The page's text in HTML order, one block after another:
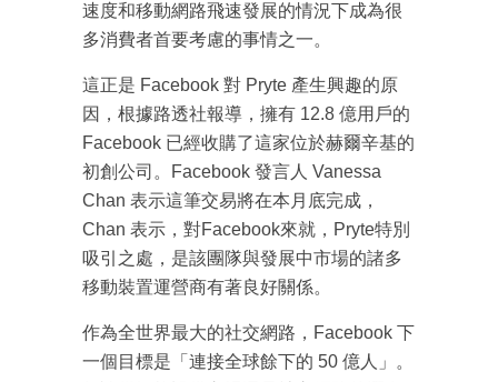
速度和移動網路飛速發展的情況下成為很
多消費者首要考慮的事情之一。
這正是 Facebook 對 Pryte 產生興趣的原
因，根據路透社報導，擁有 12.8 億用戶的
Facebook 已經收購了這家位於赫爾辛基的
初創公司。Facebook 發言人 Vanessa
Chan 表示這筆交易將在本月底完成，
Chan 表示，對Facebook來就，Pryte特別
吸引之處，是該團隊與發展中市場的諸多
移動裝置運營商有著良好關係。
作為全世界最大的社交網路，Facebook 下
一個目標是「連接全球餘下的 50 億人」。